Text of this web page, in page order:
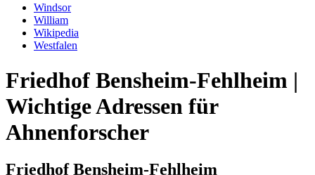
Windsor
William
Wikipedia
Westfalen
Friedhof Bensheim-Fehlheim |
Wichtige Adressen für
Ahnenforscher
Friedhof Bensheim-Fehlheim